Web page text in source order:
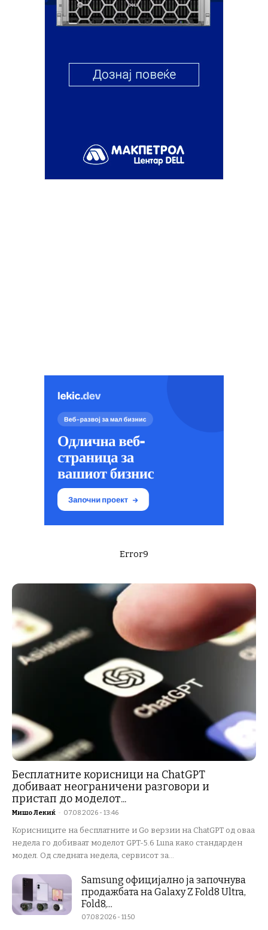
Error9
Бесплатните корисници на ChatGPT
добиваат неограничени разговори и
пристап до моделот...
Мишо Лекиќ - 07.08.2026 - 13:46
Корисниците на бесплатните и Go верзии на ChatGPT од оваа
недела го добиваат моделот GPT-5.6 Luna како стандарден
модел. Од следната недела, сервисот за...
Samsung официјално ја започнува
продажбата на Galaxy Z Fold8 Ultra,
Fold8,...
07.08.2026 - 11:50